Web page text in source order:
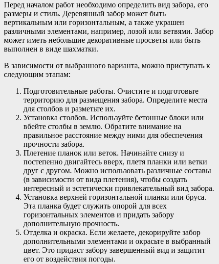
Перед началом работ необходимо определить вид забора, его
размеры и стиль. Деревянный забор может быть
вертикальным или горизонтальным, а также украшен
различными элементами, например, лозой или ветвями. Забор
может иметь небольшие декоративные просветы или быть
выполнен в виде шахматки.
В зависимости от выбранного варианта, можно приступать к
следующим этапам:
Подготовительные работы. Очистите и подготовьте
территорию для размещения забора. Определите места
для столбов и разметьте их.
Установка столбов. Используйте бетонные блоки или
вбейте столбы в землю. Обратите внимание на
правильное расстояние между ними для обеспечения
прочности забора.
Плетение планок или веток. Начинайте снизу и
постепенно двигайтесь вверх, плетя планки или ветки
друг с другом. Можно использовать различные составы
(в зависимости от вида плетения), чтобы создать
интересный и эстетически привлекательный вид забора.
Установка верхней горизонтальной планки или бруса.
Эта планка будет служить опорой для всех
горизонтальных элементов и придать забору
дополнительную прочность.
Отделка и окраска. Если желаете, декорируйте забор
дополнительными элементами и окрасьте в выбранный
цвет. Это придаст забору завершенный вид и защитит
его от воздействия погоды.